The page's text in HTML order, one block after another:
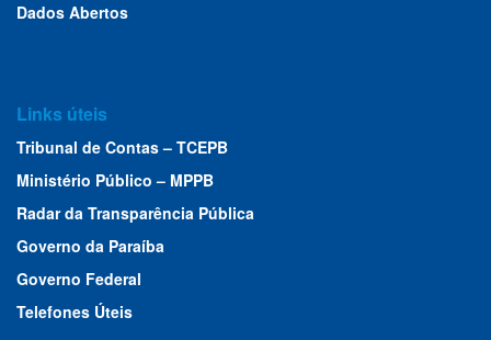
Dados Abertos
Links úteis
Tribunal de Contas – TCEPB
Ministério Público – MPPB
Radar da Transparência Pública
Governo da Paraíba
Governo Federal
Telefones Úteis